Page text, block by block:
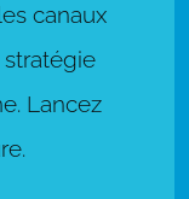
canaux
stratégie
Lancez